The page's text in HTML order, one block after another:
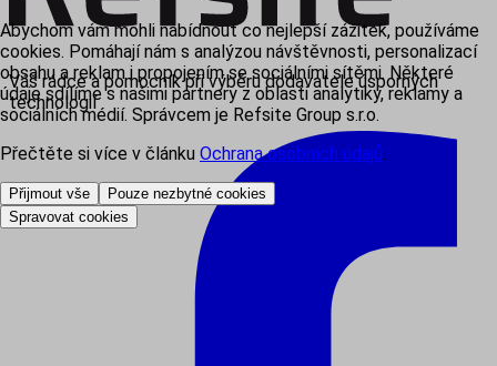
Váš rádce a pomocník při výběru dodavatele úsporných
technologií
Abychom vám mohli nabídnout co nejlepší zážitek, používáme
cookies. Pomáhají nám s analýzou návštěvnosti, personalizací
obsahu a reklam i propojením se sociálními sítěmi. Některé
údaje sdílíme s našimi partnery z oblasti analytiky, reklamy a
sociálních médií. Správcem je Refsite Group s.r.o.
Přečtěte si více v článku Ochrana osobních údajů.
Přijmout vše
Pouze nezbytné cookies
Spravovat cookies